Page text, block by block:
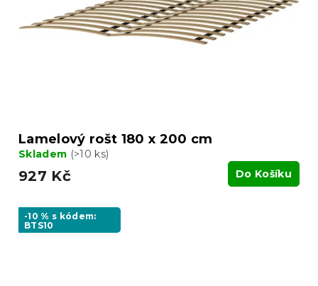
Lamelový rošt 180 x 200 cm
Skladem (>10 ks)
927 Kč Do Košíku
-10 % s kódem:
BTS10